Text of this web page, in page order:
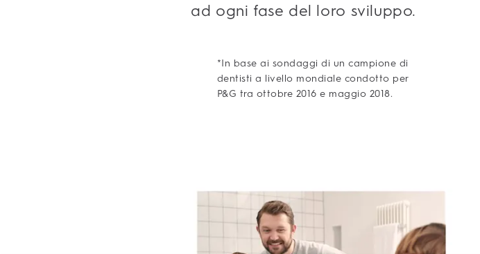
ad ogni fase del loro sviluppo.
*In base ai sondaggi di un campione di
dentisti a livello mondiale condotto per
P&G tra ottobre 2016 e maggio 2018.